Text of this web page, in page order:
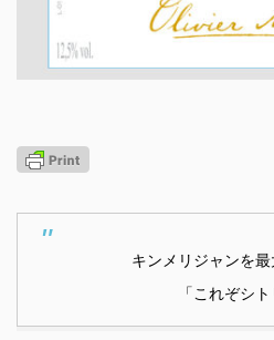
キンメリジャンを
「これぞシト